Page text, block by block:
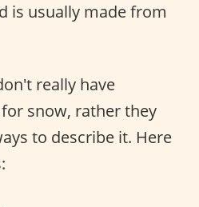
is usually made from
really have
snow, rather they
to describe it. Here